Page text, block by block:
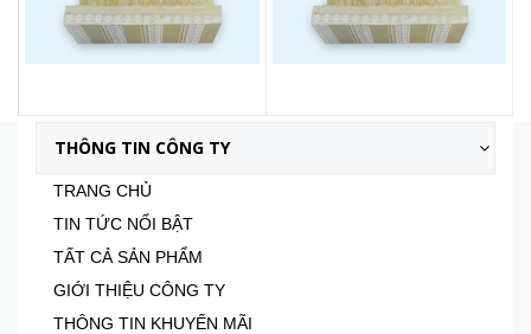
2.690.000₫
THÔNG TIN CÔNG TY
TRANG CHỦ
TIN TỨC NỔI BẬT
TẤT CẢ SẢN PHẨM
GIỚI THIỆU CÔNG TY
THÔNG TIN KHUYẾN MÃI